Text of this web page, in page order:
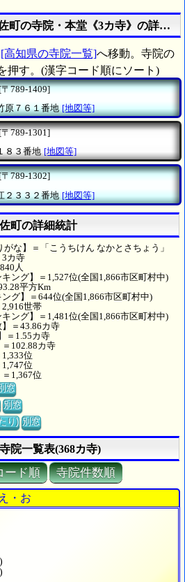
町の寺院・本堂《3カ寺》の詳細統
[高知県の寺院一覧]へ移動。寺院の
押す。(漢字コード順にソート)
789-1409]
原７６１番地 [地図等]
789-1301]
８３番地 [地図等]
789-1302]
２３３２番地 [地図等]
町の詳細統計
がな】＝「こうちけん なかとさちょう」
3カ寺
人
ング】＝1,527位(全国1,866市区町村中)
平方Km
グ】＝644位(全国1,866市区町村中)
2,916世帯
ング】＝1,481位(全国1,866市区町村中)
】＝43.86カ寺
＝1.55カ寺
＝102.88カ寺
位
位
1,367位
窓
別窓
り) 別窓
院一覧表(368カ寺)
ード順 寺院件数順
・お